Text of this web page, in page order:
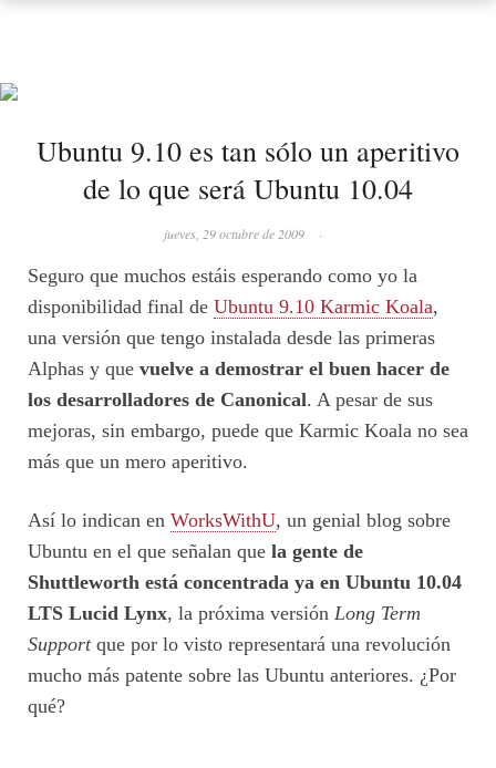
Ubuntu 9.10 es tan sólo un aperitivo
de lo que será Ubuntu 10.04
jueves, 29 octubre de 2009 ·
Seguro que muchos estáis esperando como yo la
disponibilidad final de Ubuntu 9.10 Karmic Koala,
una versión que tengo instalada desde las primeras
Alphas y que vuelve a demostrar el buen hacer de
los desarrolladores de Canonical. A pesar de sus
mejoras, sin embargo, puede que Karmic Koala no sea
más que un mero aperitivo.
Así lo indican en WorksWithU, un genial blog sobre
Ubuntu en el que señalan que la gente de
Shuttleworth está concentrada ya en Ubuntu 10.04
LTS Lucid Lynx, la próxima versión Long Term
Supportque por lo visto representará una revolución
mucho más patente sobre las Ubuntu anteriores. ¿Por
qué?